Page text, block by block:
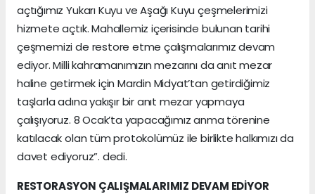
açtığımız Yukarı Kuyu ve Aşağı Kuyu çeşmelerimizi
hizmete açtık. Mahallemiz içerisinde bulunan tarihi
çeşmemizi de restore etme çalışmalarımız devam
ediyor. Milli kahramanımızın mezarını da anıt mezar
haline getirmek için Mardin Midyat’tan getirdiğimiz
taşlarla adına yakışır bir anıt mezar yapmaya
çalışıyoruz. 8 Ocak’ta yapacağımız anma törenine
katılacak olan tüm protokolümüz ile birlikte halkımızı da
davet ediyoruz”. dedi.
RESTORASYON ÇALIŞMALARIMIZ DEVAM EDİYOR